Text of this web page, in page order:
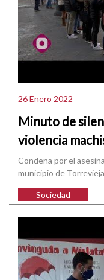
26 Enero 2022
Minuto de
violencia
Condena por el
municipio de
Sociedad